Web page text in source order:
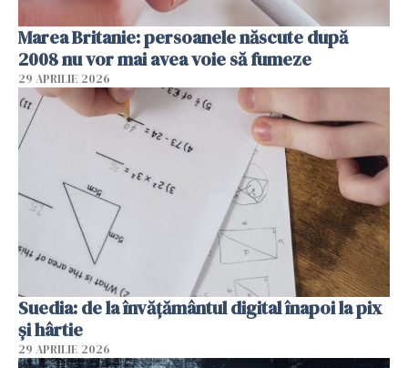
Marea Britanie: persoanele născute după
2008 nu vor mai avea voie să fumeze
29 APRILIE 2026
Suedia: de la învățământul digital înapoi la pix
și hârtie
29 APRILIE 2026